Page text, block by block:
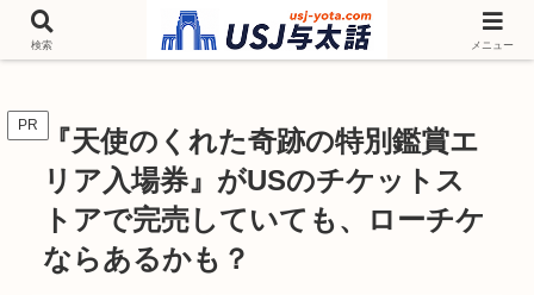
チケットやシーズンイベント ニンテンドーワールド アトラクションなどユニ
バを歩いて情報収集しています
PR 『天使のくれた奇跡の特別鑑賞エ
リア入場券』がUSのチケットス
トアで完売していても、ローチケ
ならあるかも？
検索 メニュー